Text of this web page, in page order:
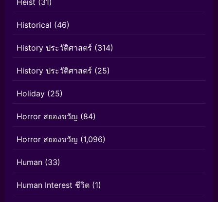
Historical (46)
History ประวัติศาสตร์ (314)
History ประวัติศาสตร์ (25)
Holiday (25)
Horror สยองขวัญ (84)
Horror สยองขวัญ (1,096)
Human (33)
Human Interest ชีวิต (1)